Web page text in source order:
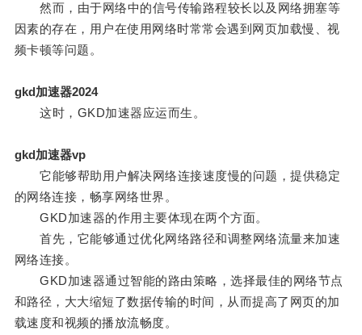
然而，由于网络中的信号传输路程较长以及网络拥塞等
因素的存在，用户在使用网络时常常会遇到网页加载慢、视
频卡顿等问题。
gkd加速器2024
这时，GKD加速器应运而生。
gkd加速器vp
它能够帮助用户解决网络连接速度慢的问题，提供稳定
的网络连接，畅享网络世界。
GKD加速器的作用主要体现在两个方面。
首先，它能够通过优化网络路径和调整网络流量来加速
网络连接。
GKD加速器通过智能的路由策略，选择最佳的网络节点
和路径，大大缩短了数据传输的时间，从而提高了网页的加
载速度和视频的播放流畅度。